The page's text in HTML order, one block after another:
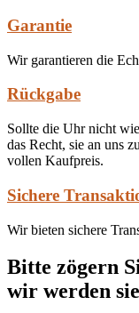
Garantie
Wir garantieren die
Rückgabe
Sollte die Uhr nicht
das Recht, sie an uns
vollen Kaufpreis.
Sichere
Wir bieten sichere
Bitte zögern
wir werden